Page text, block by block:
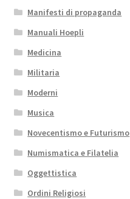
Manifesti di propaganda
Manuali Hoepli
Medicina
Militaria
Moderni
Musica
Novecentismo e Futurismo
Numismatica e Filatelia
Oggettistica
Ordini Religiosi